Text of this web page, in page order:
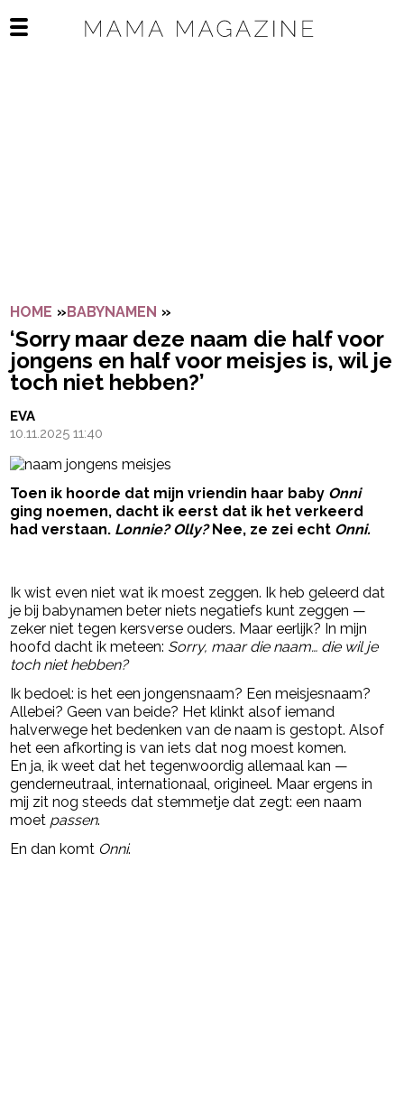
Open het mobiele menu
HOME »BABYNAMEN »
‘Sorry maar deze naam die half voor
jongens en half voor meisjes is, wil je
toch niet hebben?’
EVA
10.11.2025 11:40
Toen ik hoorde dat mijn vriendin haar baby Onni
ging noemen, dacht ik eerst dat ik het verkeerd
had verstaan. Lonnie? Olly?Nee, ze zei echt Onni.
Ik wist even niet wat ik moest zeggen. Ik heb geleerd dat
je bij babynamen beter niets negatiefs kunt zeggen —
zeker niet tegen kersverse ouders. Maar eerlijk? In mijn
hoofd dacht ik meteen: Sorry, maar die naam… die wil je
toch niet hebben?
Ik bedoel: is het een jongensnaam? Een meisjesnaam?
Allebei? Geen van beide? Het klinkt alsof iemand
halverwege het bedenken van de naam is gestopt. Alsof
het een afkorting is van iets dat nog moest komen.
En ja, ik weet dat het tegenwoordig allemaal kan —
genderneutraal, internationaal, origineel. Maar ergens in
mij zit nog steeds dat stemmetje dat zegt: een naam
moet passen.
En dan komt Onni.